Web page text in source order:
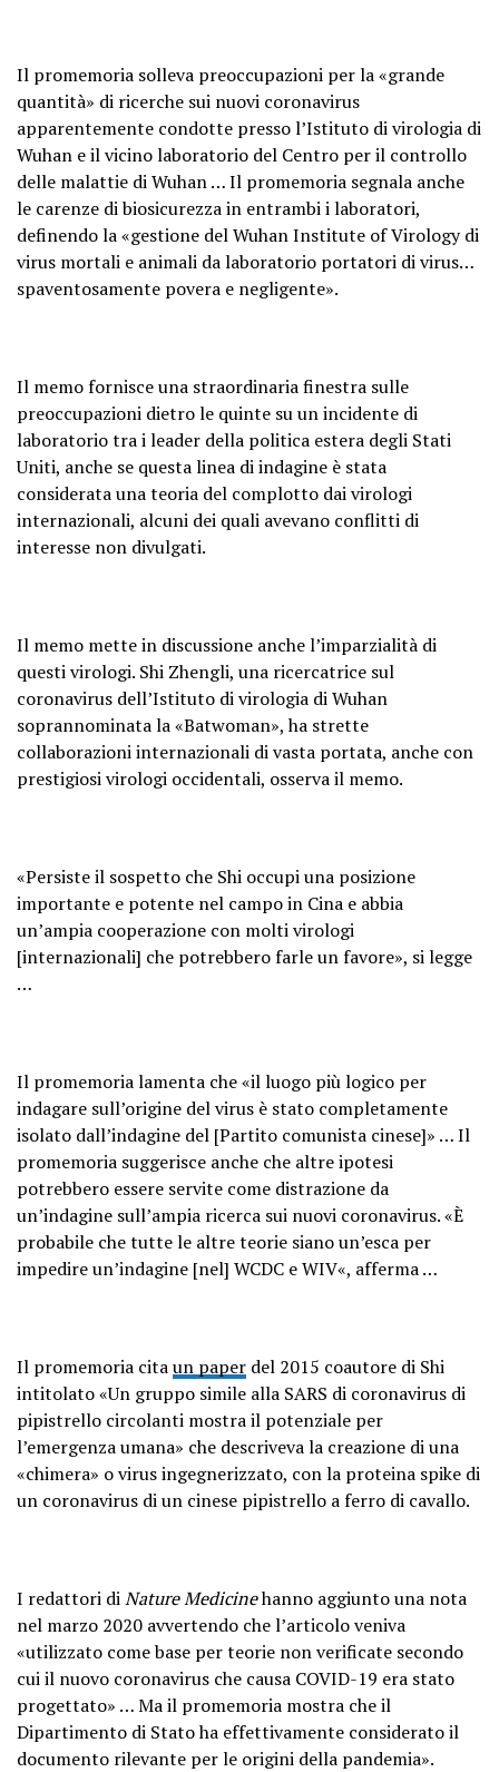
Il promemoria solleva preoccupazioni per la «grande
quantità» di ricerche sui nuovi coronavirus
apparentemente condotte presso l’Istituto di virologia di
Wuhan e il vicino laboratorio del Centro per il controllo
delle malattie di Wuhan … Il promemoria segnala anche
le carenze di biosicurezza in entrambi i laboratori,
definendo la «gestione del Wuhan Institute of Virology di
virus mortali e animali da laboratorio portatori di virus…
spaventosamente povera e negligente».
Il memo fornisce una straordinaria finestra sulle
preoccupazioni dietro le quinte su un incidente di
laboratorio tra i leader della politica estera degli Stati
Uniti, anche se questa linea di indagine è stata
considerata una teoria del complotto dai virologi
internazionali, alcuni dei quali avevano conflitti di
interesse non divulgati.
Il memo mette in discussione anche l’imparzialità di
questi virologi. Shi Zhengli, una ricercatrice sul
coronavirus dell’Istituto di virologia di Wuhan
soprannominata la «Batwoman», ha strette
collaborazioni internazionali di vasta portata, anche con
prestigiosi virologi occidentali, osserva il memo.
«Persiste il sospetto che Shi occupi una posizione
importante e potente nel campo in Cina e abbia
un’ampia cooperazione con molti virologi
[internazionali] che potrebbero farle un favore», si legge
…
Il promemoria lamenta che «il luogo più logico per
indagare sull’origine del virus è stato completamente
isolato dall’indagine del [Partito comunista cinese]» … Il
promemoria suggerisce anche che altre ipotesi
potrebbero essere servite come distrazione da
un’indagine sull’ampia ricerca sui nuovi coronavirus. «È
probabile che tutte le altre teorie siano un’esca per
impedire un’indagine [nel] WCDC e WIV«, afferma …
Il promemoria citaun paper del 2015 coautore di Shi
intitolato «Un gruppo simile alla SARS di coronavirus di
pipistrello circolanti mostra il potenziale per
l’emergenza umana» che descriveva la creazione di una
«chimera» o virus ingegnerizzato, con la proteina spike di
un coronavirus di un cinese pipistrello a ferro di cavallo.
I redattori diNature Medicinehanno aggiunto una nota
nel marzo 2020 avvertendo che l’articolo veniva
«utilizzato come base per teorie non verificate secondo
cui il nuovo coronavirus che causa COVID-19 era stato
progettato» … Ma il promemoria mostra che il
Dipartimento di Stato ha effettivamente considerato il
documento rilevante per le origini della pandemia».